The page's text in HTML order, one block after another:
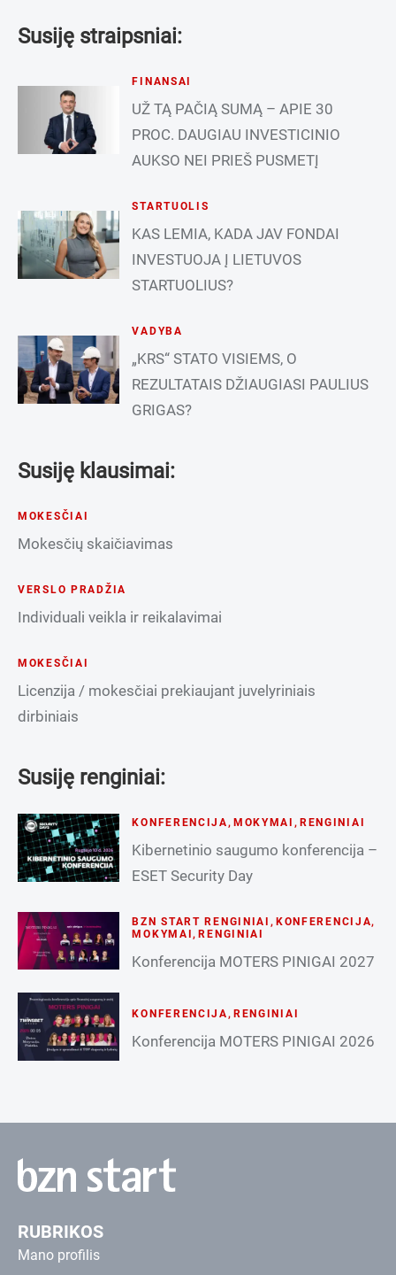
Susiję straipsniai:
FINANSAI
UŽ TĄ PAČIĄ SUMĄ – APIE 30
PROC. DAUGIAU INVESTICINIO
AUKSO NEI PRIEŠ PUSMETĮ
STARTUOLIS
KAS LEMIA, KADA JAV FONDAI
INVESTUOJA Į LIETUVOS
STARTUOLIUS?
VADYBA
„KRS“ STATO VISIEMS, O
REZULTATAIS DŽIAUGIASI PAULIUS
GRIGAS?
Susiję klausimai:
MOKESČIAI
Mokesčių skaičiavimas
VERSLO PRADŽIA
Individuali veikla ir reikalavimai
MOKESČIAI
Licenzija / mokesčiai prekiaujant juvelyriniais
dirbiniais
Susiję renginiai:
KONFERENCIJA , MOKYMAI , RENGINIAI
Kibernetinio saugumo konferencija –
ESET Security Day
BZN START RENGINIAI , KONFERENCIJA,
MOKYMAI ,RENGINIAI
Konferencija MOTERS PINIGAI 2027
KONFERENCIJA , RENGINIAI
Konferencija MOTERS PINIGAI 2026
RUBRIKOS
Mano profilis